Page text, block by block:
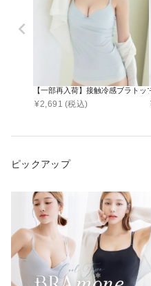
【一部再入荷】接触冷感ブラト
¥2,691 (税込)
ピックアップ